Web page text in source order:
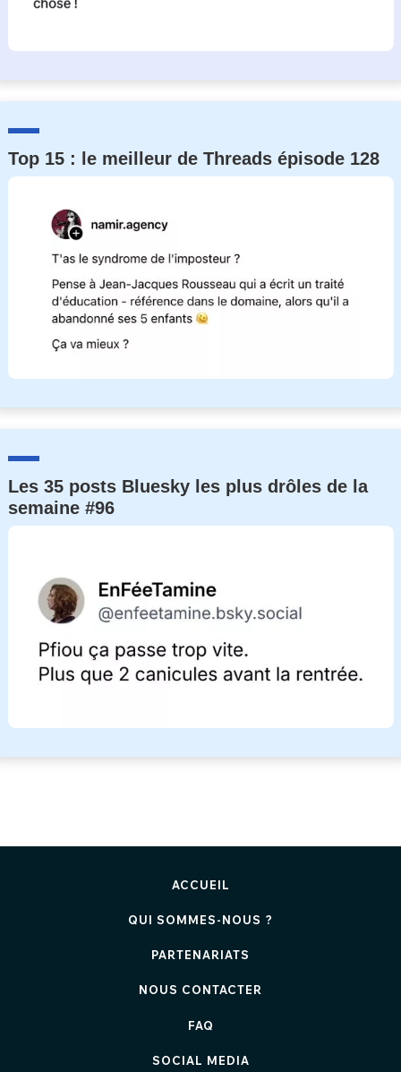
Top 15 : le meilleur de Threads épisode 128
Les 35 posts Bluesky les plus drôles de la
semaine #96
ACCUEIL
QUI SOMMES-NOUS ?
PARTENARIATS
NOUS CONTACTER
FAQ
SOCIAL MEDIA